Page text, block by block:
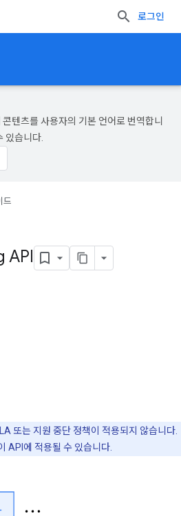
로그인
텐츠를 사용자의 기본 언어로 번역합니
있습니다.
드
API
또는 지원 중단 정책이 적용되지 않습니다.
API에 적용될 수 있습니다.